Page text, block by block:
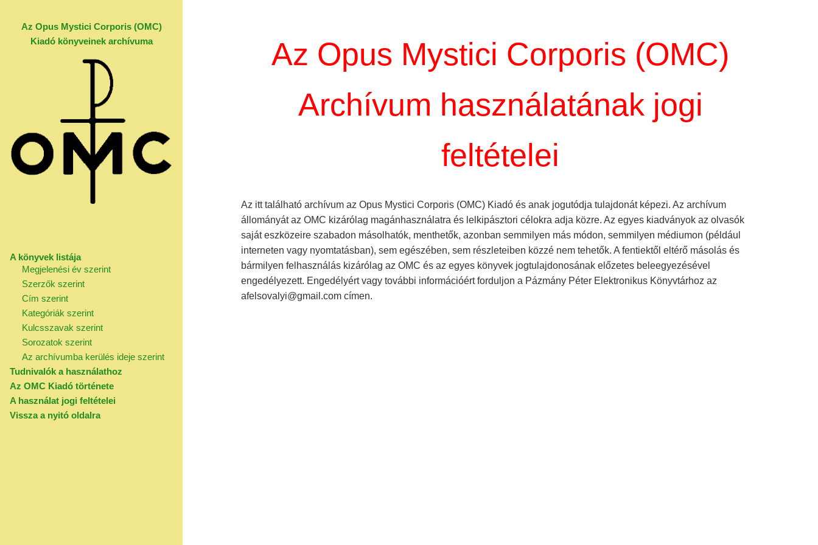
Az Opus Mystici Corporis (OMC)
Kiadó könyveinek archívuma
A könyvek listája
Megjelenési év szerint
Szerzők szerint
Cím szerint
Kategóriák szerint
Kulcsszavak szerint
Sorozatok szerint
Az archívumba kerülés ideje szerint
Tudnivalók a használathoz
Az OMC Kiadó története
A használat jogi feltételei
Vissza a nyitó oldalra
Az Opus Mystici Corporis (OMC)
Archívum használatának jogi
feltételei
Az itt található archívum az Opus Mystici Corporis (OMC) Kiadó és anak jogutódja tulajdonát képezi. Az archívum
állományát az OMC kizárólag magánhasználatra és lelkipásztori célokra adja közre. Az egyes kiadványok az olvasók
saját eszközeire szabadon másolhatók, menthetők, azonban semmilyen más módon, semmilyen médiumon (például
interneten vagy nyomtatásban), sem egészében, sem részleteiben közzé nem tehetők. A fentiektől eltérő másolás és
bármilyen felhasználás kizárólag az OMC és az egyes könyvek jogtulajdonosának előzetes beleegyezésével
engedélyezett. Engedélyért vagy további információért forduljon a Pázmány Péter Elektronikus Könyvtárhoz az
afelsovalyi@gmail.com címen.